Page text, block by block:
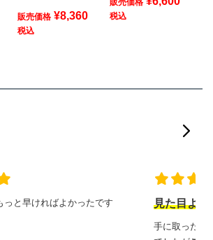
販売価格 ¥8,360
税込
販売価格
税込
っと早ければよかったです 見た目より
手に取ったと